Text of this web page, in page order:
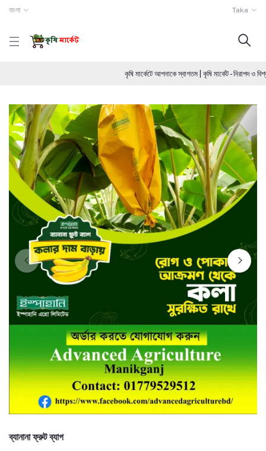
বাংলা Taka
কৃষি মার্কেটে আপনাকে স্বাগতম | কৃষি মার্কেট - নিরাপদ
ব্যানানা ফ্রুট ব্যাগ